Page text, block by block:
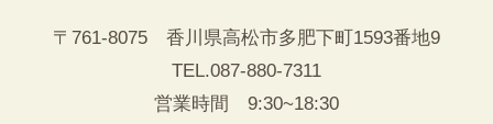
〒761-8075 香川県高松市多肥下町1593番地9
TEL.087-880-7311
営業時間 9:30~18:30